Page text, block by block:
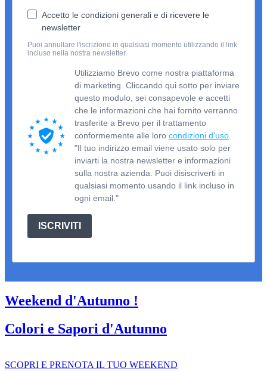
Accetto le condizioni generali e di ricevere le
newsletter
Puoi annullare l'iscrizione in qualsiasi momento utilizzando il link
incluso nella nostra newsletter.
Utilizziamo Brevo come nostra piattaforma
di marketing. Cliccando qui sotto per inviare
questo modulo, sei consapevole e accetti
che le informazioni che hai fornito verranno
trasferite a Brevo per il trattamento
conformemente alle loro condizioni d'uso
"Il tuo indirizzo email viene usato solo per
inviarti la nostra newsletter e informazioni
sulla nostra azienda. Puoi disiscriverti in
qualsiasi momento usando il link incluso in
ogni email."
ISCRIVITI
Weekend d'Autunno !
Colori e Sapori d'Autunno
SCOPRI E PRENOTA IL TUO WEEKEND